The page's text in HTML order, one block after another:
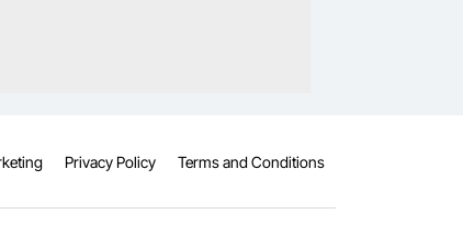
Privacy Policy Terms and Conditions